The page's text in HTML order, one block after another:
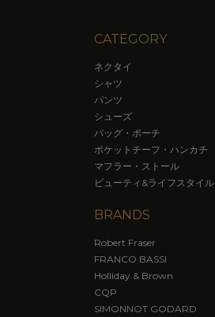
CATEGORY
ネクタイ
シャツ
パンツ
シューズ
バッグ・ポーチ
ポケットチーフ・ハンカチ
マフラー・ストール
ビューティ&ライフスタイル
BRANDS
Robert Fraser
FRANCO BASSI
Holliday & Brown
CQP
SIMONNOT GODARD